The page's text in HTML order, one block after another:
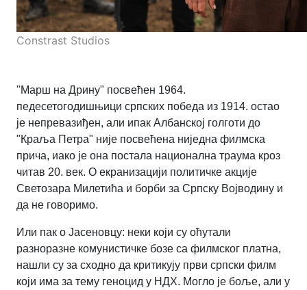
Constrast Studios
"Марш на Дрину" посвећен 1964.
педесетогодишњици српских победа из 1914. остао
је непревазиђен, али ипак Албанској голготи до
"Краља Петра" није посвећена ниједна филмска
прича, иако је она постала национална траума кроз
читав 20. век. О екранизацији политичке акције
Светозара Милетића и борби за Српску Војводину и
да не говоримо.
Или пак о Јасеновцу: неки који су оћутали
разноразне комунистичке бозе са филмског платна,
нашли су за сходно да критикују први српски филм
који има за тему геноцид у НДХ. Могло је боље, али у